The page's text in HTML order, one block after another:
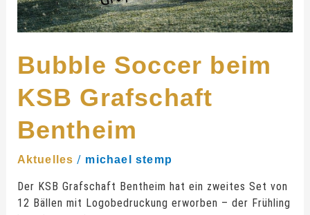
Bubble Soccer beim
KSB Grafschaft
Bentheim
Aktuelles / michael stemp
Der KSB Grafschaft Bentheim hat ein zweites Set von
12 Bällen mit Logobedruckung erworben – der Frühling